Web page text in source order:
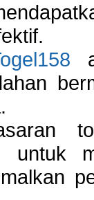
untuk